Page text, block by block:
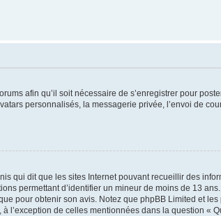
afin qu’il soit nécessaire de s’enregistrer pour
personnalisés, la messagerie privée, l’envoi de
qui dit que les sites Internet pouvant recueillir des
permettant d’identifier un mineur de moins de 13
pour obtenir son avis. Notez que phpBB Limited et
l’exception de celles mentionnées dans la question «